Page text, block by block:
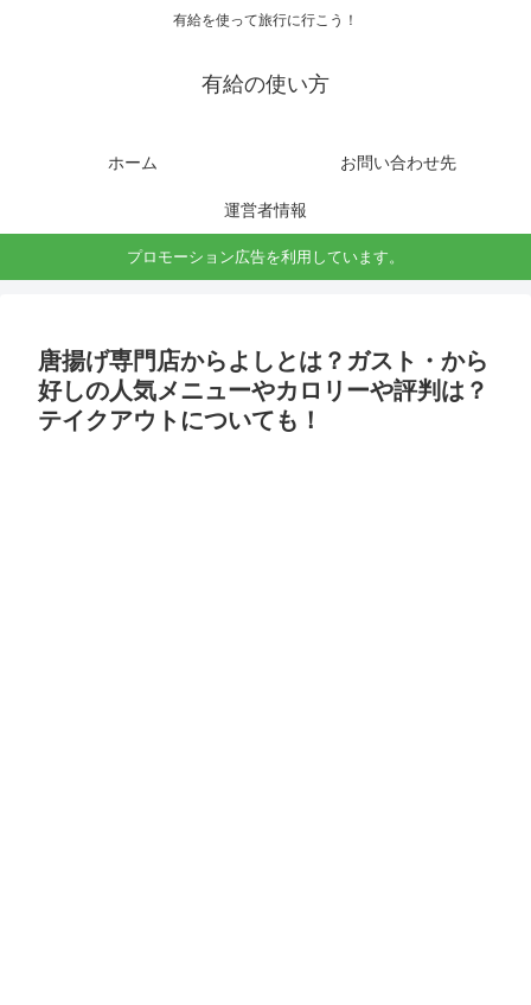
有給を使って旅行に行こう！
有給の使い方
ホーム お問い合わせ先
運営者情報
プロモーション広告を利用しています。
唐揚げ専門店からよしとは？ガスト・から
好しの人気メニューやカロリーや評判は？
テイクアウトについても！